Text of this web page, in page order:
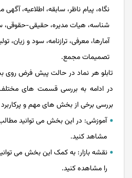
نگاه، پیام ناظر، سابقه، اطلاعیه،
آمارها، معرفی، ترازنامه، سود و زیان،
تصمیمات مجمع.
تابلو هر نماد در حالت پیش فرض روی
در ادامه به بررسی قسمت های
بررسی برخی از بخش های مهم و پرکاربرد
آموزشی: در این بخش می توانید
مشاهد کنید.
نقشه بازار: به کمک این بخش می
را مشاهده کنید.